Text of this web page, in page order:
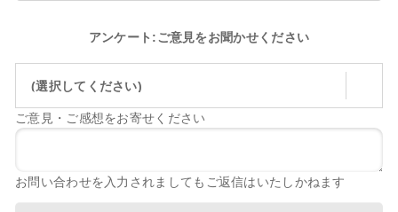
アンケート:ご意見をお聞かせください
(選択してください)
ご意見・ご感想をお寄せください
お問い合わせを入力されましてもご返信はいたしかねます